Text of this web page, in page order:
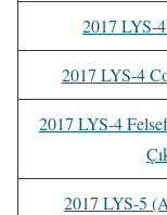
2017 LYS-4
2017 LYS-4
2017 LYS-4
2017 LYS-5